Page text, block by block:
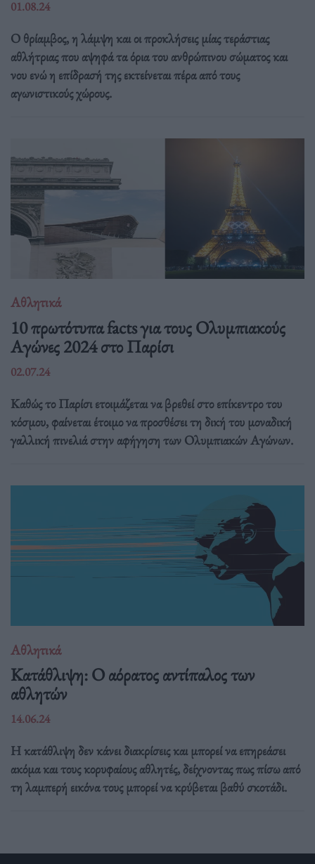
01.08.24
Ο θρίαμβος, η λάμψη και οι προκλήσεις μίας τεράστιας
αθλήτριας που αψηφά τα όρια του ανθρώπινου σώματος και
νου ενώ η επίδρασή της εκτείνεται πέρα από τους
αγωνιστικούς χώρους.
Αθλητικά
10 πρωτότυπα facts για τους Ολυμπιακούς
Αγώνες 2024 στο Παρίσι
02.07.24
Καθώς το Παρίσι ετοιμάζεται να βρεθεί στο επίκεντρο του
κόσμου, φαίνεται έτοιμο να προσθέσει τη δική του μοναδική
γαλλική πινελιά στην αφήγηση των Ολυμπιακών Αγώνων.
Αθλητικά
Κατάθλιψη: Ο αόρατος αντίπαλος των
αθλητών
14.06.24
Η κατάθλιψη δεν κάνει διακρίσεις και μπορεί να επηρεάσει
ακόμα και τους κορυφαίους αθλητές, δείχνοντας πως πίσω από
τη λαμπερή εικόνα τους μπορεί να κρύβεται βαθύ σκοτάδι.